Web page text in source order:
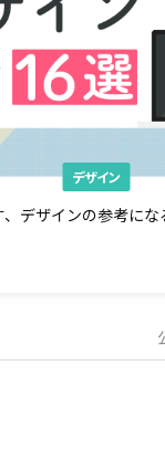
デザイン
デザインの参考に